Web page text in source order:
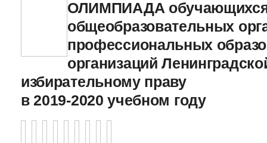
ОЛИМПИАДА
общеобразовательных
профессиональных
организаций
избирательному праву
в 2019-2020 учебном году